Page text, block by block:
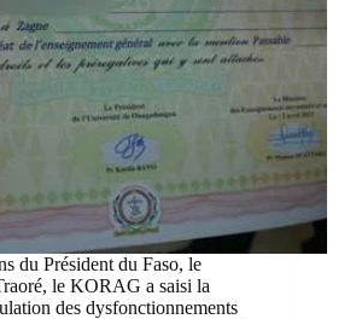
du Président du Faso, le
le KORAG a saisi la
des dysfonctionnements